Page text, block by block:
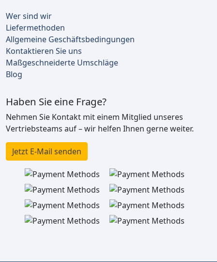
Wer sind wir
Liefermethoden
Allgemeine Geschäftsbedingungen
Kontaktieren Sie uns
Maßgeschneiderte Umschläge
Blog
Haben Sie eine Frage?
Nehmen Sie Kontakt mit einem Mitglied unseres
Vertriebsteams auf – wir helfen Ihnen gerne weiter.
Jetzt E-Mail senden